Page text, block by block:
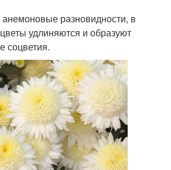
разновидности, в
удлиняются и образуют
соцветия.